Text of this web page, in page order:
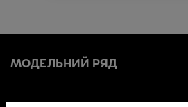
МОДЕЛЬНИЙ РЯД